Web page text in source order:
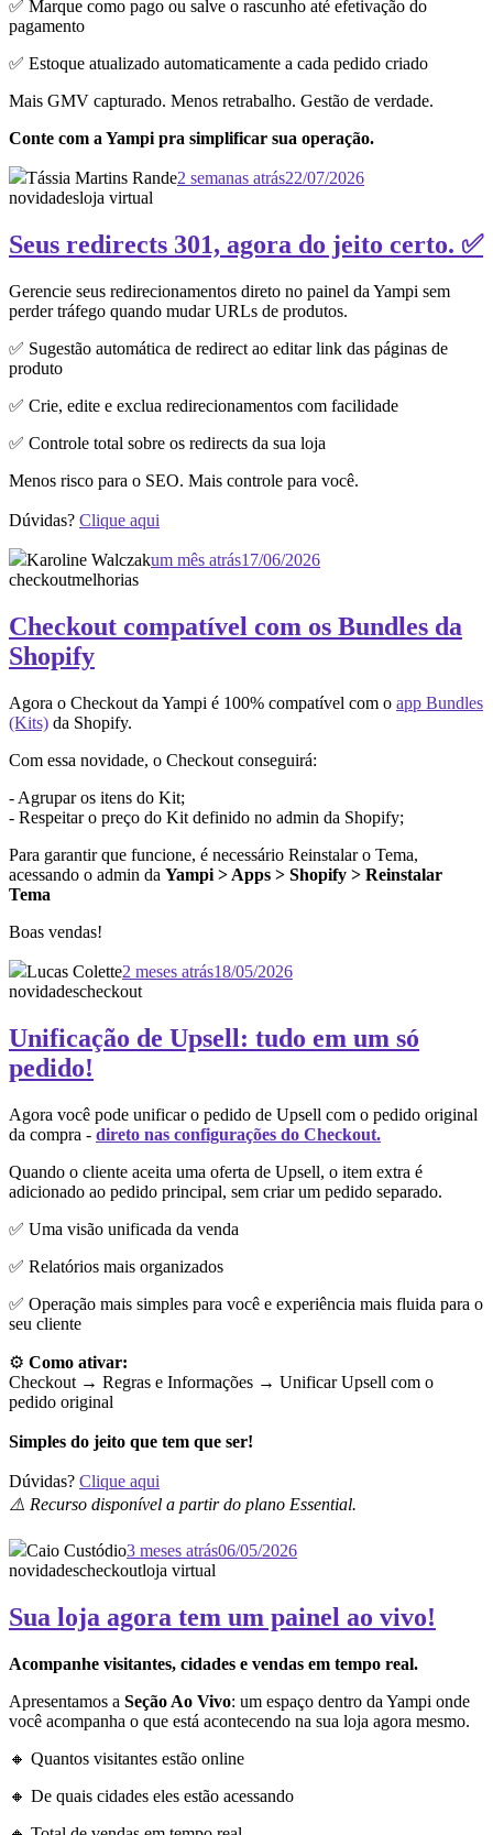
✅ Marque como pago ou salve o rascunho até efetivação do
pagamento
✅ Estoque atualizado automaticamente a cada pedido criado
Mais GMV capturado. Menos retrabalho. Gestão de verdade.
Conte com a Yampi pra simplificar sua operação.
Tássia Martins Rande2 semanas atrás22/07/2026
novidadesloja virtual
Seus redirects 301, agora do jeito certo. ✅
Gerencie seus redirecionamentos direto no painel da Yampi sem
perder tráfego quando mudar URLs de produtos.
✅ Sugestão automática de redirect ao editar link das páginas de
produto
✅ Crie, edite e exclua redirecionamentos com facilidade
✅ Controle total sobre os redirects da sua loja
Menos risco para o SEO. Mais controle para você.
Dúvidas? Clique aqui
Karoline Walczakum mês atrás17/06/2026
checkoutmelhorias
Checkout compatível com os Bundles da
Shopify
Agora o Checkout da Yampi é 100% compatível com o app Bundles
(Kits) da Shopify.
Com essa novidade, o Checkout conseguirá:
- Agrupar os itens do Kit;
- Respeitar o preço do Kit definido no admin da Shopify;
Para garantir que funcione, é necessário Reinstalar o Tema,
acessando o admin da Yampi > Apps > Shopify > Reinstalar
Tema
Boas vendas!
Lucas Colette2 meses atrás18/05/2026
novidadescheckout
Unificação de Upsell: tudo em um só
pedido!
Agora você pode unificar o pedido de Upsell com o pedido original
da compra - direto nas configurações do Checkout.
Quando o cliente aceita uma oferta de Upsell, o item extra é
adicionado ao pedido principal, sem criar um pedido separado.
✅ Uma visão unificada da venda
✅ Relatórios mais organizados
✅ Operação mais simples para você e experiência mais fluida para o
seu cliente
⚙️ Como ativar:
Checkout → Regras e Informações → Unificar Upsell com o
pedido original
Simples do jeito que tem que ser!
Dúvidas? Clique aqui
⚠️ Recurso disponível a partir do plano Essential.
Caio Custódio3 meses atrás06/05/2026
novidadescheckoutloja virtual
Sua loja agora tem um painel ao vivo!
Acompanhe visitantes, cidades e vendas em tempo real.
Apresentamos a Seção Ao Vivo: um espaço dentro da Yampi onde
você acompanha o que está acontecendo na sua loja agora mesmo.
🔸 Quantos visitantes estão online
🔸 De quais cidades eles estão acessando